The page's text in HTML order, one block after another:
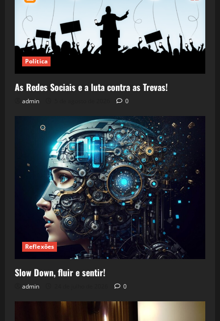
Política
As Redes Sociais e a luta contra as Trevas!
admin 0
Reflexões
Slow Down, fluir e sentir!
admin 0